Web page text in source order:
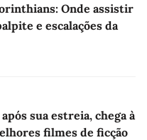
Onde assistir
e escalações da
sua estreia, chega à
filmes de ficção